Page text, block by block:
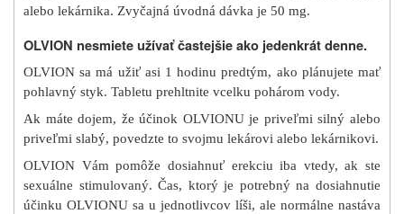
alebo lekárnika. Zvyčajná úvodná dávka je 50 mg.
OLVION nesmiete užívať častejšie ako jedenkrát denne.
OLVION sa má užiť asi 1 hodinu predtým, ako plánujete mať
pohlavný styk. Tabletu prehltnite vcelku pohárom vody.
Ak máte dojem, že účinok OLVIONU je priveľmi silný alebo
priveľmi slabý, povedzte to svojmu lekárovi alebo lekárnikovi.
OLVION Vám pomôže dosiahnuť erekciu iba vtedy, ak ste
sexuálne stimulovaný. Čas, ktorý je potrebný na dosiahnutie
účinku OLVIONU sa u jednotlivcov líši, ale normálne nastáva